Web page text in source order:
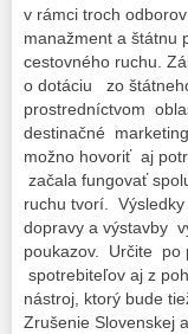
v rámci troch
manažment a štátnu
cestovného ruchu.
o dotáciu zo
prostredníctvom
destinačné
možno hovoriť aj
začala fungovať
ruchu tvorí.
dopravy a výstavby
poukazov. Určite po
spotrebiteľov aj z
nástroj, ktorý bude
Zrušenie Slovenskej